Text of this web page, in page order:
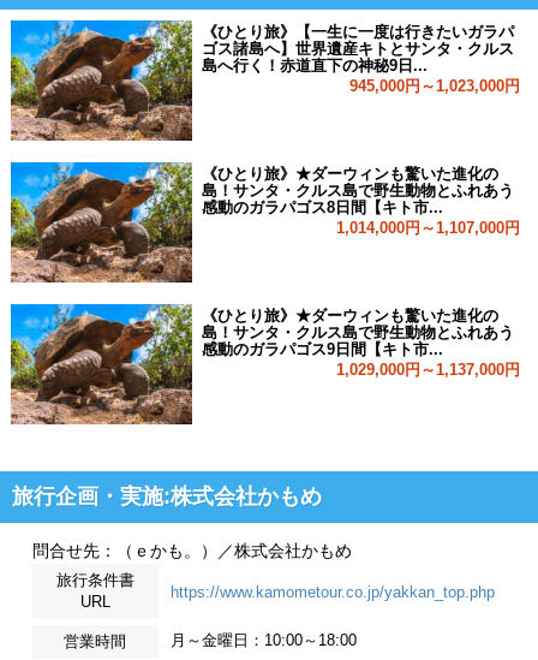
《ひとり旅》【一生に一度は行きたいガラパ
ゴス諸島へ】世界遺産キトとサンタ・クルス
島へ行く！赤道直下の神秘9日...
945,000円～1,023,000円
《ひとり旅》★ダーウィンも驚いた進化の
島！サンタ・クルス島で野生動物とふれあう
感動のガラパゴス8日間【キト市...
1,014,000円～1,107,000円
《ひとり旅》★ダーウィンも驚いた進化の
島！サンタ・クルス島で野生動物とふれあう
感動のガラパゴス9日間【キト市...
1,029,000円～1,137,000円
旅行企画・実施:株式会社かもめ
問合せ先：（ｅかも。）／株式会社かもめ
旅行条件書
URL
https://www.kamometour.co.jp/yakkan_top.php
営業時間 月～金曜日：10:00～18:00